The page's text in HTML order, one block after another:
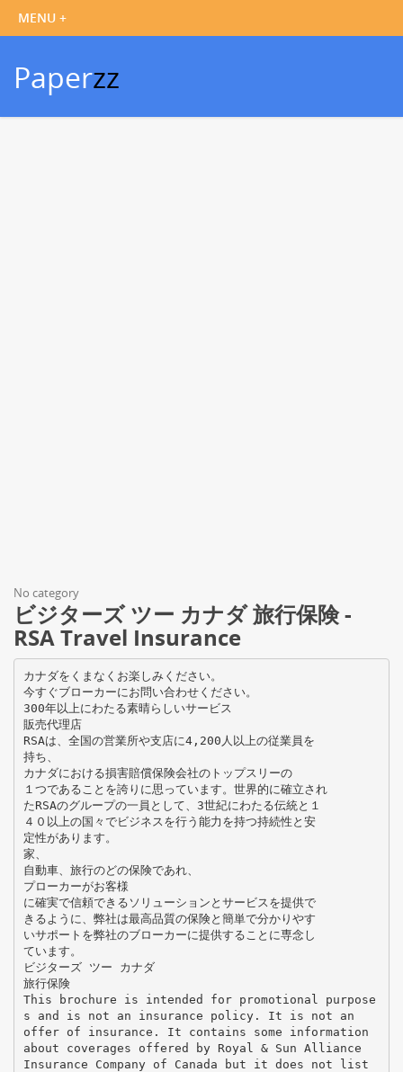
Paperzz
No category
ビジターズ ツー カナダ 旅行保険 -
RSA Travel Insurance
カナダをくまなくお楽しみください。
今すぐブローカーにお問い合わせください。
300年以上にわたる素晴らしいサービス
販売代理店
RSAは、全国の営業所や支店に4,200人以上の従業員を
持ち、
カナダにおける損害賠償保険会社のトップスリーの
１つであることを誇りに思っています。世界的に確立され
たRSAのグループの一員として、3世紀にわたる伝統と１
４０以上の国々でビジネスを行う能力を持つ持続性と安
定性があります。
家、
自動車、旅行のどの保険であれ、
プローカーがお客様
に確実で信頼できるソリューションとサービスを提供で
きるように、弊社は最高品質の保険と簡単で分かりやす
いサポートを弊社のブローカーに提供することに専念し
ています。
ビジターズ ツー カナダ
旅行保険
This brochure is intended for promotional purpose
s and is not an insurance policy. It is not an
offer of insurance. It contains some information
about coverages offered by Royal & Sun Alliance
Insurance Company of Canada but it does not list